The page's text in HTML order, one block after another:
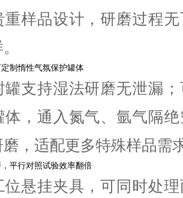
重样品设计，研磨过程
制惰性气氛保护罐体
罐支持湿法研磨无泄漏
体，通入氮气、氩气隔
，适配更多特殊样品需
平行对照试验效率翻倍
位悬挂夹具，可同时处